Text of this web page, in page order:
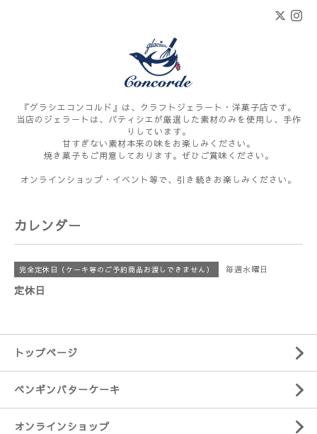
『グラシエコンコルド』は、クラフトジェラート・洋菓子店です。
当店のジェラートは、パティシエが厳選した素材のみを使用し、手作
りしています。
甘すぎない素材本来の味をお楽しみください。
焼き菓子もご用意しております。ぜひご賞味ください。
オンラインショップ・イベント等で、引き続きお楽しみください。
カレンダー
完全定休日（ケーキ等のご予約商品お渡しできません） 毎週水曜日
定休日
トップページ
ペンギンバターケーキ
オンラインショップ